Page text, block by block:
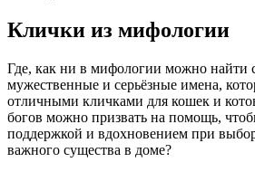
Клички из мифологии
Где, как ни в мифологии можно найти
мужественные и серьёзные имена,
отличными кличками для кошек и
богов можно призвать на помощь,
поддержкой и вдохновением при
важного существа в доме?